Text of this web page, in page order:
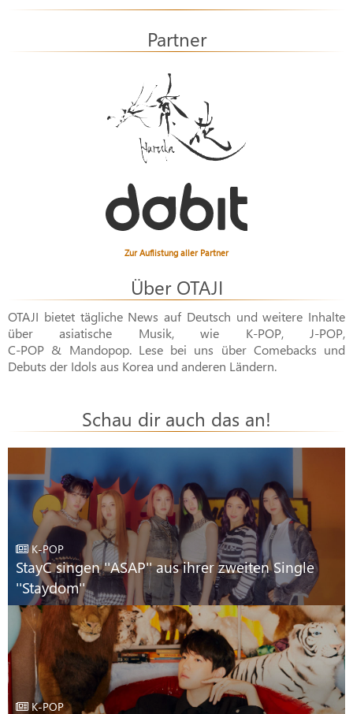
Partner
Zur Auflistung aller Partner
Über OTAJI
OTAJI bietet tägliche News auf Deutsch und weitere Inhalte
über asiatische Musik, wie K-POP,J-POP,
C-POP & Mandopop. Lese bei uns über Comebacks und
Debuts der Idols aus Korea und anderen Ländern.
Schau dir auch das an!
K-POP
StayC singen ''ASAP'' aus ihrer zweiten Single
''Staydom''
K-POP